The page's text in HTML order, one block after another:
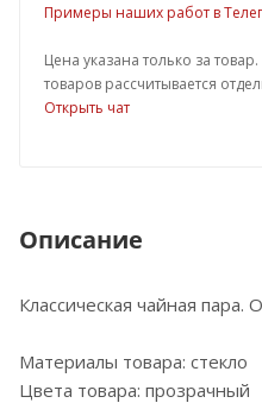
Примеры наших работ в
Цена указана только за
товаров рассчитывается
Открыть чат
Описание
Классическая чайная пара.
Материалы товара: стекло
Цвета товара: прозрачный